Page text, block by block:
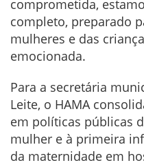
comprometida,
completo, preparado
mulheres e das
emocionada.
Para a secretária
Leite, o HAMA
em políticas públicas
mulher e à primeira
da maternidade em